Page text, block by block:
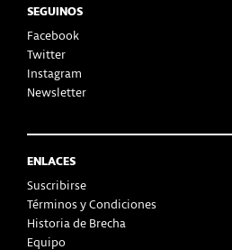
SEGUINOS
Facebook
Twitter
Instagram
Newsletter
ENLACES
Suscribirse
Términos y Condiciones
Historia de Brecha
Equipo